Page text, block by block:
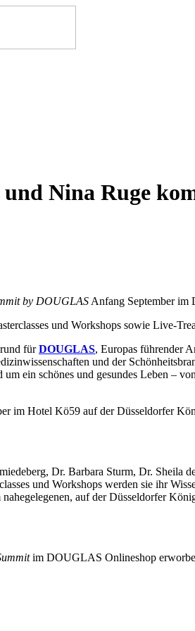
Nina Ruge
by DOUGLAS Anfang September im
und Workshops sowie Live-
fürDOUGLAS, Europas führender
und der
ein schönes und gesundes Leben –
im Hotel Kö59 auf der Düsseldorfer
Dr. Barbara Sturm, Dr.
und Workshops werden sie ihr
auf der Düsseldorfer
im DOUGLAS Onlineshop